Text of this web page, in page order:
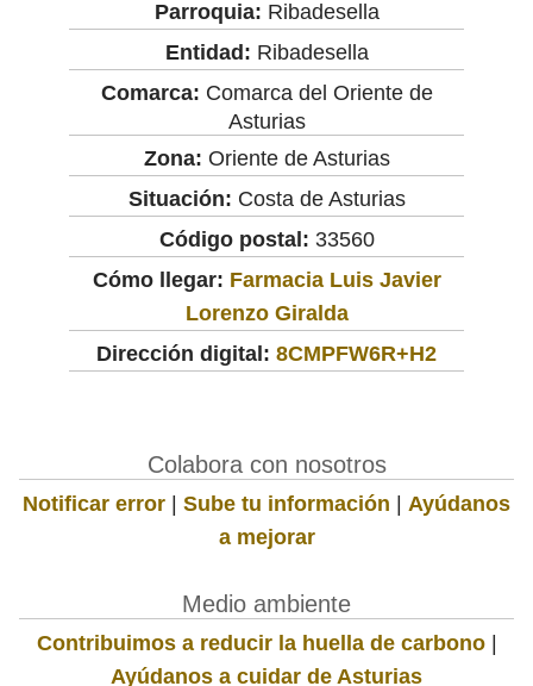
Parroquia: Ribadesella
Entidad: Ribadesella
Comarca: Comarca del Oriente de
Asturias
Zona: Oriente de Asturias
Situación: Costa de Asturias
Código postal: 33560
Cómo llegar: Farmacia Luis Javier
Lorenzo Giralda
Dirección digital: 8CMPFW6R+H2
Colabora con nosotros
Notificar error | Sube tu información | Ayúdanos
a mejorar
Medio ambiente
Contribuimos a reducir la huella de carbono|
Ayúdanos a cuidar de Asturias